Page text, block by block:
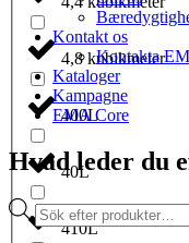
4,8 kubikmeter
400L
40L
410L
Kontakt os
Kontakta
Kataloger
Kampagne
EMA Core
Hvad leder du
Products
search